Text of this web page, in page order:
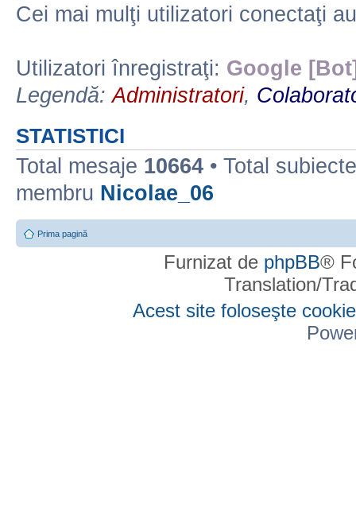
Cei mai mulţi utilizatori conectaţi
Utilizatori înregistraţi: Google
Legendă:Administratori,
STATISTICI
Total mesaje 10664 • Total
membru Nicolae_06
Prima pagină
Furnizat de phpBB®
Translation/
Acest site foloseşte